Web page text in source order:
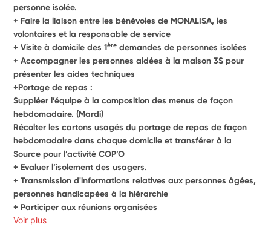
personne isolée.
+ Faire la liaison entre les bénévoles de MONALISA, les
volontaires et la responsable de service
+ Visite à domicile des 1ère demandes de personnes isolées
+ Accompagner les personnes aidées à la maison 3S pour
présenter les aides techniques
Suppléer l’équipe à la composition des menus de façon
hebdomadaire. (Mardi)
Récolter les cartons usagés du portage de repas de façon
hebdomadaire dans chaque domicile et transférer à la
Source pour l’activité COP’O
+ Evaluer l’isolement des usagers.
+ Transmission d'informations relatives aux personnes âgées,
personnes handicapées à la hiérarchie
+ Participer aux réunions organisées
Voir plus